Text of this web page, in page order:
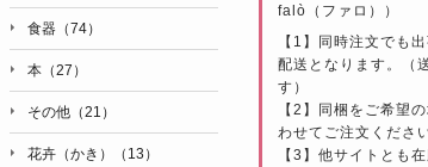
falò（ファロ））
【1】同時注文でも
配送となります。（
す）
【2】同梱をご希望
わせてご注文ください
【3】他サイトとも
食器（74）
本（27）
その他（21）
花卉（かき）（13）